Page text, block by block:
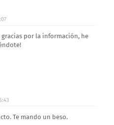
gracias por la información, he
Te mando un beso.